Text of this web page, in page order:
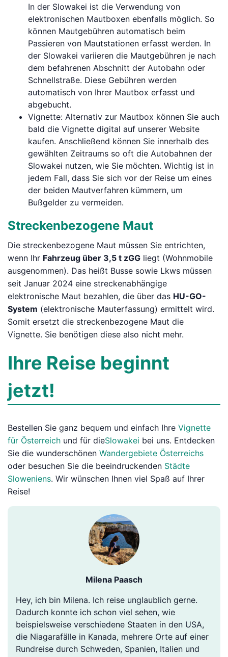
In der Slowakei ist die Verwendung von
elektronischen Mautboxen ebenfalls möglich. So
können Mautgebühren automatisch beim
Passieren von Mautstationen erfasst werden. In
der Slowakei variieren die Mautgebühren je nach
dem befahrenen Abschnitt der Autobahn oder
Schnellstraße. Diese Gebühren werden
automatisch von Ihrer Mautbox erfasst und
abgebucht.
Vignette: Alternativ zur Mautbox können Sie auch
bald die Vignette digital auf unserer Website
kaufen. Anschließend können Sie innerhalb des
gewählten Zeitraums so oft die Autobahnen der
Slowakei nutzen, wie Sie möchten. Wichtig ist in
jedem Fall, dass Sie sich vor der Reise um eines
der beiden Mautverfahren kümmern, um
Bußgelder zu vermeiden.
Streckenbezogene Maut
Die streckenbezogene Maut müssen Sie entrichten,
wenn Ihr Fahrzeug über 3,5 t zGG liegt (Wohnmobile
ausgenommen). Das heißt Busse sowie Lkws müssen
seit Januar 2024 eine streckenabhängige
elektronische Maut bezahlen, die über das HU-GO-
System (elektronische Mauterfassung) ermittelt wird.
Somit ersetzt die streckenbezogene Maut die
Vignette. Sie benötigen diese also nicht mehr.
Ihre Reise beginnt
jetzt!
Bestellen Sie ganz bequem und einfach Ihre Vignette
für Österreich und für dieSlowakei bei uns. Entdecken
Sie die wunderschönen Wandergebiete Österreichs
oder besuchen Sie die beeindruckenden Städte
Sloweniens. Wir wünschen Ihnen viel Spaß auf Ihrer
Reise!
Milena Paasch
Hey, ich bin Milena. Ich reise unglaublich gerne.
Dadurch konnte ich schon viel sehen, wie
beispielsweise verschiedene Staaten in den USA,
die Niagarafälle in Kanada, mehrere Orte auf einer
Rundreise durch Schweden, Spanien, Italien und